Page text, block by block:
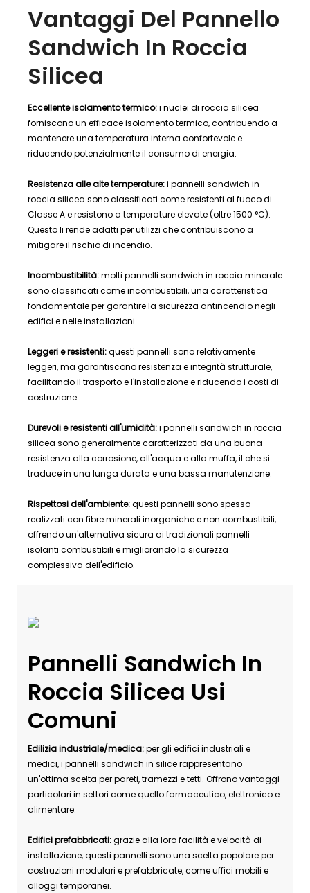
Vantaggi Del Pannello
Sandwich In Roccia
Silicea
Eccellente isolamento termico:i nuclei di roccia silicea
forniscono un efficace isolamento termico, contribuendo a
mantenere una temperatura interna confortevole e
riducendo potenzialmente il consumo di energia.
Resistenza alle alte temperature:i pannelli sandwich in
roccia silicea sono classificati come resistenti al fuoco di
Classe A e resistono a temperature elevate (oltre 1500 °C).
Questo li rende adatti per utilizzi che contribuiscono a
mitigare il rischio di incendio.
Incombustibilità:molti pannelli sandwich in roccia minerale
sono classificati come incombustibili, una caratteristica
fondamentale per garantire la sicurezza antincendio negli
edifici e nelle installazioni.
Leggeri e resistenti:questi pannelli sono relativamente
leggeri, ma garantiscono resistenza e integrità strutturale,
facilitando il trasporto e l'installazione e riducendo i costi di
costruzione.
Durevoli e resistenti all'umidità:i pannelli sandwich in roccia
silicea sono generalmente caratterizzati da una buona
resistenza alla corrosione, all'acqua e alla muffa, il che si
traduce in una lunga durata e una bassa manutenzione.
Rispettosi dell'ambiente:questi pannelli sono spesso
realizzati con fibre minerali inorganiche e non combustibili,
offrendo un'alternativa sicura ai tradizionali pannelli
isolanti combustibili e migliorando la sicurezza
complessiva dell'edificio.
Pannelli Sandwich In
Roccia Silicea Usi
Comuni
Edilizia industriale/medica:per gli edifici industriali e
medici, i pannelli sandwich in silice rappresentano
un'ottima scelta per pareti, tramezzi e tetti. Offrono vantaggi
particolari in settori come quello farmaceutico, elettronico e
alimentare.
Edifici prefabbricati:grazie alla loro facilità e velocità di
installazione, questi pannelli sono una scelta popolare per
costruzioni modulari e prefabbricate, come uffici mobili e
alloggi temporanei.